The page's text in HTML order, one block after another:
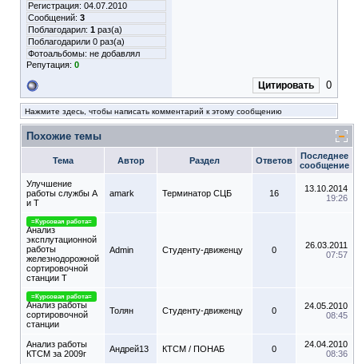
Регистрация: 04.07.2010
Сообщений: 3
Поблагодарил: 1 раз(а)
Поблагодарили 0 раз(а)
Фотоальбомы: не добавлял
Репутация: 0
Цитировать 0
Нажмите здесь, чтобы написать комментарий к этому сообщению
Похожие темы
Тема Автор Раздел Ответов
Последнее
сообщение
Улучшение
работы службы А
и Т
amark Терминатор СЦБ 16
13.10.2014
19:26
=Курсовая работа=
Анализ
эксплутационной
работы
железнодорожной
сортировочной
станции Т
Admin Студенту-движeнцу 0
26.03.2011
07:57
=Курсовая работа=
Анализ работы
сортировочной
станции
Толян Студенту-движeнцу 0
24.05.2010
08:45
Анализ работы
КТСМ за 2009г
Андрей13 КТСМ / ПОНАБ 0
24.04.2010
08:36